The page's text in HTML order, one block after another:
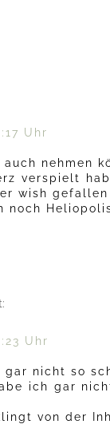
Uhr
nehmen
verspielt
wish
noch
Uhr
nicht so
ich gar
von der